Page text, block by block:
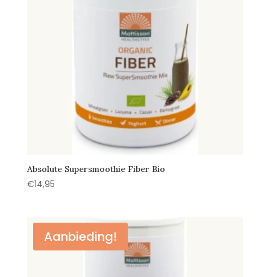
Absolute Supersmoothie Fiber Bio
€14,95
Aanbieding!